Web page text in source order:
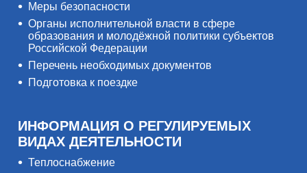
Меры безопасности
Органы исполнительной власти в сфере
образования и молодёжной политики субъектов
Российской Федерации
Перечень необходимых документов
Подготовка к поездке
ИНФОРМАЦИЯ О РЕГУЛИРУЕМЫХ
ВИДАХ ДЕЯТЕЛЬНОСТИ
Теплоснабжение